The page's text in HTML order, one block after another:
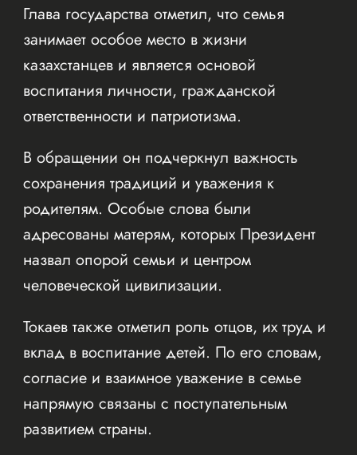
Глава государства отметил, что семья
занимает особое место в жизни
казахстанцев и является основой
воспитания личности, гражданской
ответственности и патриотизма.
В обращении он подчеркнул важность
сохранения традиций и уважения к
родителям. Особые слова были
адресованы матерям, которых Президент
назвал опорой семьи и центром
человеческой цивилизации.
Токаев также отметил роль отцов, их труд и
вклад в воспитание детей. По его словам,
согласие и взаимное уважение в семье
напрямую связаны с поступательным
развитием страны.